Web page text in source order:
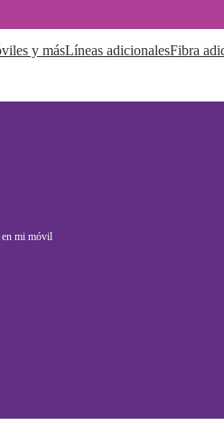
y másLíneas adicionalesFibra
en mi móvil